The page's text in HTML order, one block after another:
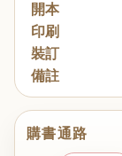
開本
印刷
裝訂
備註
購書通路